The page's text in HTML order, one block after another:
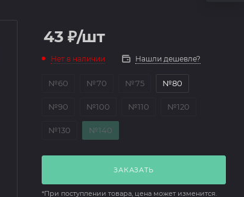
43 ₽/шт
Нет в наличии Нашли дешевле?
№60 №70 №75 №80
№90 №100 №110 №120
№130 №140
ЗАКАЗАТЬ
*При поступлении товара, цена может изменится.